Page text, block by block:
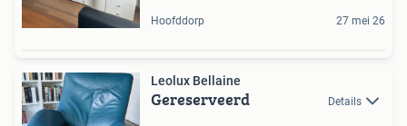
Hoofddorp 27 mei 26
Leolux Bellaine
Gereserveerd Details